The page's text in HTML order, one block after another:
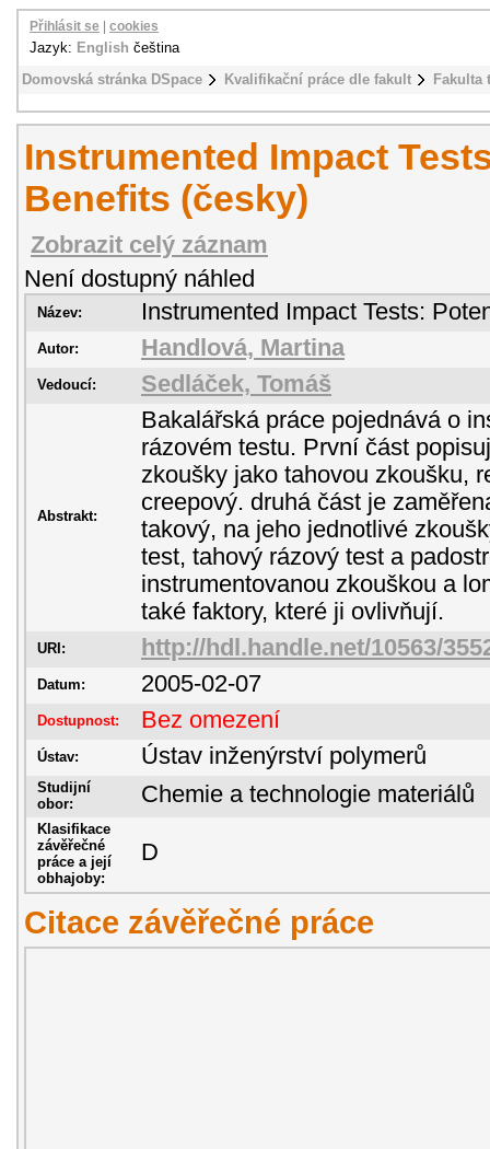
Domovská stránka DSpace Kvalifikační práce dle fakult Fakulta
Přihlásit se cookies
Jazyk: English čeština
Instrumented Impact
Benefits (česky)
Zobrazit celý záznam
Není dostupný náhled
Název: Instrumented Impact Tests:
Autor: Handlová, Martina
Vedoucí: Sedláček, Tomáš
Abstrakt:
Bakalářská práce pojednává o
rázovém testu. První část
zkoušky jako tahovou zkoušku,
creepový. druhá část je
takový, na jeho jednotlivé
test, tahový rázový test a
instrumentovanou zkouškou a
také faktory, které ji ovlivňují.
URI: http://hdl.handle.net/10563/
Datum: 2005-02-07
Dostupnost: Bez omezení
Ústav: Ústav inženýrství polymerů
Studijní
obor:
Chemie a technologie materiálů
Klasifikace
závěřečné
práce a její
obhajoby:
D
Citace závěřečné práce